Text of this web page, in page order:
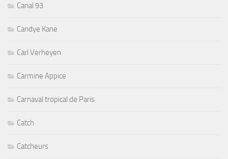
Canal 93
Candye Kane
Carl Verheyen
Carmine Appice
Carnaval tropical de Paris
Catch
Catcheurs